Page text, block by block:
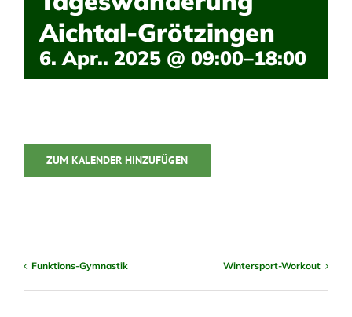
Aichtal-Grötzingen
6. Apr.. 2025 @ 09:00–18:00
ZUM KALENDER HINZUFÜGEN
Funktions-Gymnastik Wintersport-Workout